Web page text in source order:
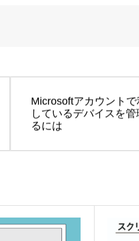
Microsoftアカウントで
しているデバイスを管
るには